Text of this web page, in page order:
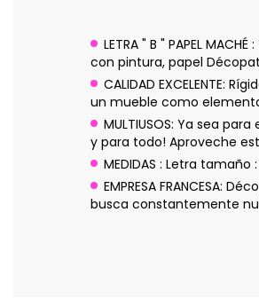
LETRA " B " PAPEL
con pintura, papel
CALIDAD EXCELENTE:
un mueble como
MULTIUSOS: Ya sea
y para todo! Aproveche
MEDIDAS : Letra tamaño
EMPRESA FRANCESA:
busca constantemente